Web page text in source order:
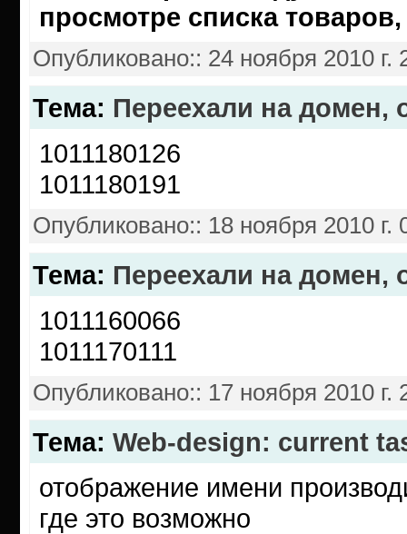
просмотре списка
Опубликовано:: 24 ноября 2010 г.
Тема: Переехали на домен,
1011180126
1011180191
Опубликовано:: 18 ноября 2010 г.
Тема: Переехали на домен,
1011160066
1011170111
Опубликовано:: 17 ноября 2010 г.
Тема: Web-design: current
отображение имени
где это возможно